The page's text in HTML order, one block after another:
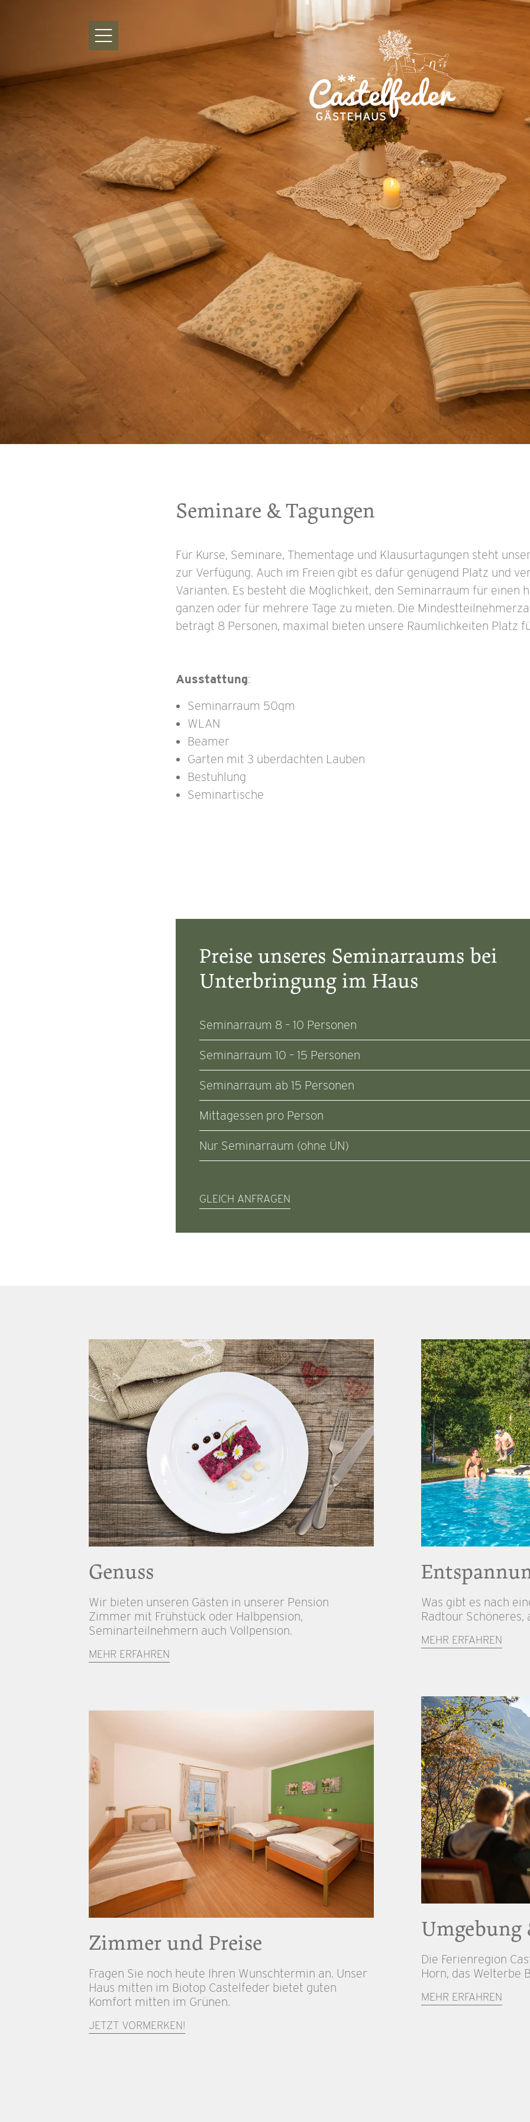
Seminare & Tagungen
Für Kurse, Seminare, Thementage und Klausurtagungen steht
zur Verfügung. Auch im Freien gibt es dafür genügend Platz und
Varianten. Es besteht die Möglichkeit, den Seminarraum für einen
ganzen oder für mehrere Tage zu mieten. Die
beträgt 8 Personen, maximal bieten unsere Räumlichkeiten Platz
Ausstattung:
Seminarraum 50qm
WLAN
Beamer
Garten mit 3 überdachten Lauben
Bestuhlung
Seminartische
Preise unseres Seminarraums bei
Unterbringung im Haus
Seminarraum 8 – 10 Personen
Seminarraum 10 – 15 Personen
Seminarraum ab 15 Personen
Mittagessen pro Person
Nur Seminarraum (ohne ÜN)
GLEICH ANFRAGEN
Genuss
Wir bieten unseren Gästen in unserer Pension
Zimmer mit Frühstück oder Halbpension,
Seminarteilnehmern auch Vollpension.
MEHR ERFAHREN
Was gibt es nach
Radtour Schöneres,
MEHR ERFAHREN
Zimmer und Preise
Fragen Sie noch heute Ihren Wunschtermin an. Unser
Haus mitten im Biotop Castelfeder bietet guten
Komfort mitten im Grünen.
JETZT VORMERKEN!
Die Ferienregion
Horn, das Welterbe
MEHR ERFAHREN